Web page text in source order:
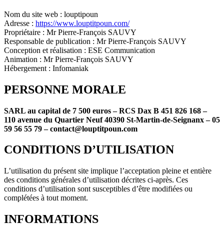
Nom du site web : louptipoun
Adresse : https://www.louptitpoun.com/
Propriétaire : Mr Pierre-François SAUVY
Responsable de publication : Mr Pierre-François SAUVY
Conception et réalisation : ESE Communication
Animation : Mr Pierre-François SAUVY
Hébergement : Infomaniak
PERSONNE MORALE
SARL au capital de 7 500 euros – RCS Dax B 451 826 168 –
110 avenue du Quartier Neuf 40390 St-Martin-de-Seignanx – 05
59 56 55 79 – contact@louptitpoun.com
CONDITIONS D’UTILISATION
L’utilisation du présent site implique l’acceptation pleine et entière
des conditions générales d’utilisation décrites ci-après. Ces
conditions d’utilisation sont susceptibles d’être modifiées ou
complétées à tout moment.
INFORMATIONS